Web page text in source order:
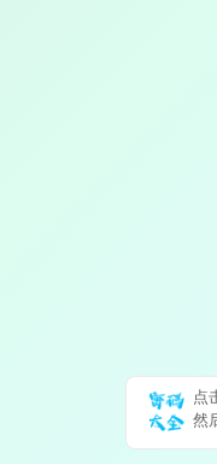
点
然